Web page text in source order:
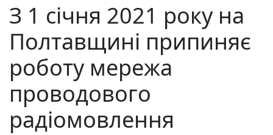
З 1 січня 2021 року на
Полтавщині припиняє
роботу мережа
проводового
радіомовлення